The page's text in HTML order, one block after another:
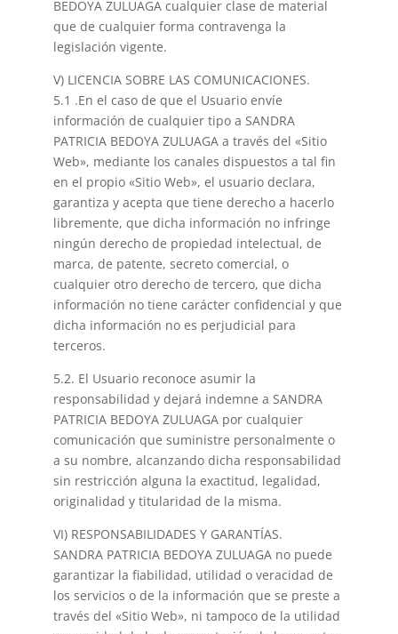
BEDOYA ZULUAGA cualquier clase de material
que de cualquier forma contravenga la
legislación vigente.
V) LICENCIA SOBRE LAS COMUNICACIONES.
5.1 .En el caso de que el Usuario envíe
información de cualquier tipo a SANDRA
PATRICIA BEDOYA ZULUAGA a través del «Sitio
Web», mediante los canales dispuestos a tal fin
en el propio «Sitio Web», el usuario declara,
garantiza y acepta que tiene derecho a hacerlo
libremente, que dicha información no infringe
ningún derecho de propiedad intelectual, de
marca, de patente, secreto comercial, o
cualquier otro derecho de tercero, que dicha
información no tiene carácter confidencial y que
dicha información no es perjudicial para
terceros.
5.2. El Usuario reconoce asumir la
responsabilidad y dejará indemne a SANDRA
PATRICIA BEDOYA ZULUAGA por cualquier
comunicación que suministre personalmente o
a su nombre, alcanzando dicha responsabilidad
sin restricción alguna la exactitud, legalidad,
originalidad y titularidad de la misma.
VI) RESPONSABILIDADES Y GARANTÍAS.
SANDRA PATRICIA BEDOYA ZULUAGA no puede
garantizar la fiabilidad, utilidad o veracidad de
los servicios o de la información que se preste a
través del «Sitio Web», ni tampoco de la utilidad